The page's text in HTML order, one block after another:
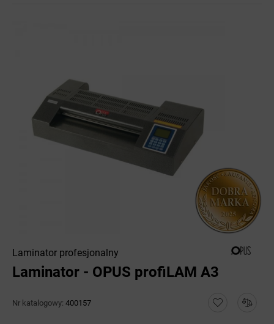
Laminator profesjonalny
Laminator - OPUS profiLAM A3
Nr katalogowy: 400157